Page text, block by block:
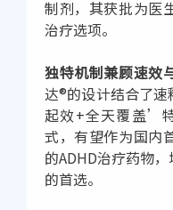
制剂，其获批为医
治疗选项。
独特机制兼顾速效
达®的设计结合了
起效+全天覆盖’
式，有望作为国内
的ADHD治疗药物
的首选。